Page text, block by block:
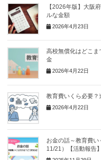
【2026年版】大阪
ルな金額
2026年4月23日
高校無償化はどこ
金
2026年4月22日
教育費いくら必要
2026年4月22日
お金の話～教育費
11/21）【活動報告】